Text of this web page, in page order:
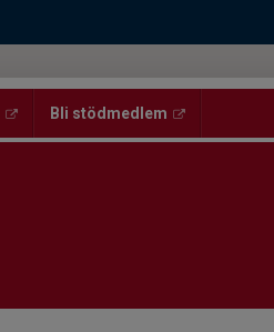
Bli stödmedlem